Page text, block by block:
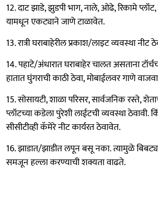
12. दाट झाडे, झुडपी भाग, नाले, ओढे, रिकामे
यामधून एकट्याने जाणे टाळावेत.
13. रात्री घराबाहेरील प्रकाश/लाइट व्यवस्था नीट
14. पहाटे/अंधारात घराबाहेर चालत असताना
हातात घुंगराची काठी ठेवा, मोबाईलवर गाणे
15. सोसायटी, शाळा परिसर, सार्वजनिक रस्ते,
प्लॉटच्या कडेला पुरेशी लाईटची व्यवस्था
सीसीटीव्ही कॅमेरे नीट कार्यरत ठेवावेत.
16. झाडात/झाडीत लपून बसू नका. त्यामुळे बिबट्या
समजून हल्ला करण्याची शक्यता वाढते.